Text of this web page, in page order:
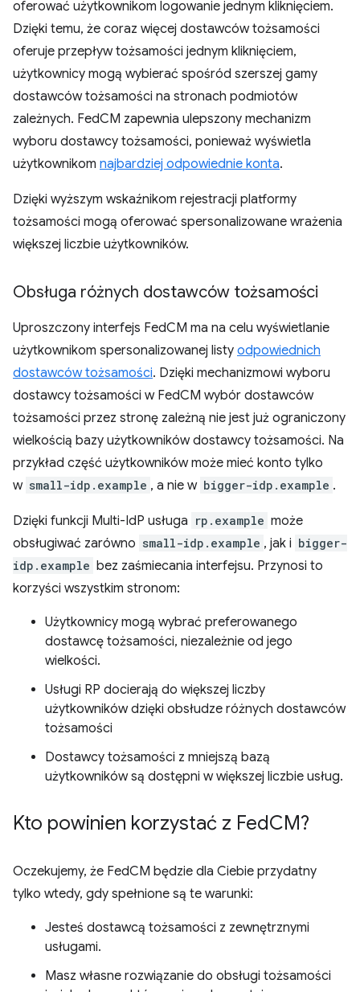
oferować użytkownikom logowanie jednym kliknięciem.
Dzięki temu, że coraz więcej dostawców tożsamości
oferuje przepływ tożsamości jednym kliknięciem,
użytkownicy mogą wybierać spośród szerszej gamy
dostawców tożsamości na stronach podmiotów
zależnych. FedCM zapewnia ulepszony mechanizm
wyboru dostawcy tożsamości, ponieważ wyświetla
użytkownikom najbardziej odpowiednie konta.
Dzięki wyższym wskaźnikom rejestracji platformy
tożsamości mogą oferować spersonalizowane wrażenia
większej liczbie użytkowników.
Obsługa różnych dostawców tożsamości
Uproszczony interfejs FedCM ma na celu wyświetlanie
użytkownikom spersonalizowanej listy odpowiednich
dostawców tożsamości. Dzięki mechanizmowi wyboru
dostawcy tożsamości w FedCM wybór dostawców
tożsamości przez stronę zależną nie jest już ograniczony
wielkością bazy użytkowników dostawcy tożsamości. Na
przykład część użytkowników może mieć konto tylko
w small-idp.example , a nie w bigger-idp.example .
Dzięki funkcji Multi-IdP usługa rp.example może
obsługiwać zarówno small-idp.example , jak i bigger-
idp.example bez zaśmiecania interfejsu. Przynosi to
korzyści wszystkim stronom:
Użytkownicy mogą wybrać preferowanego
dostawcę tożsamości, niezależnie od jego
wielkości.
Usługi RP docierają do większej liczby
użytkowników dzięki obsłudze różnych dostawców
tożsamości
Dostawcy tożsamości z mniejszą bazą
użytkowników są dostępni w większej liczbie usług.
Kto powinien korzystać z FedCM?
Oczekujemy, że FedCM będzie dla Ciebie przydatny
tylko wtedy, gdy spełnione są te warunki:
Jesteś dostawcą tożsamości z zewnętrznymi
usługami.
Masz własne rozwiązanie do obsługi tożsamości